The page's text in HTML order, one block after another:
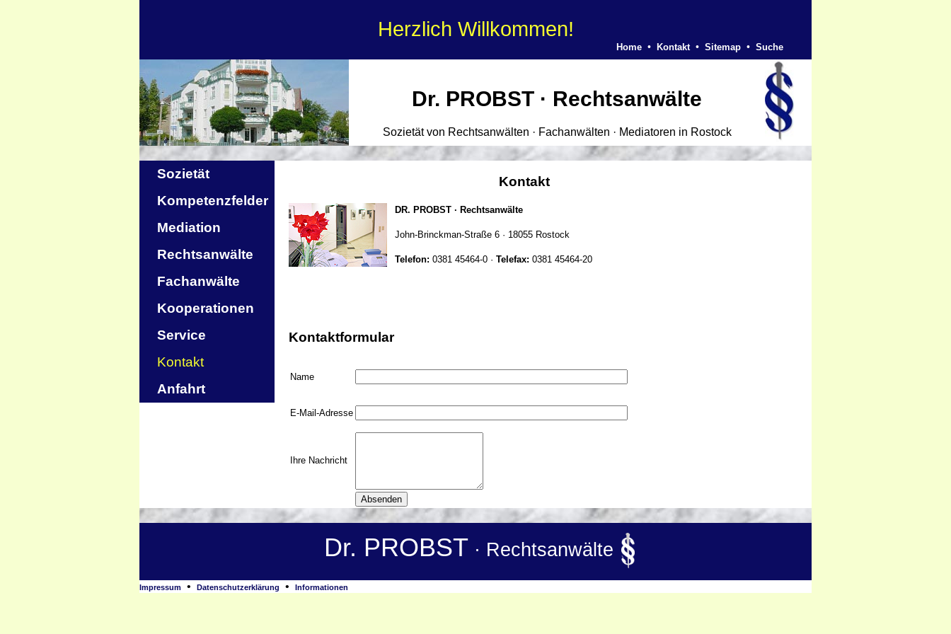
Herzlich Willkommen!
Home • Kontakt • Sitemap • Suche
Dr. PROBST · Rechtsanwälte
Sozietät von Rechtsanwälten · Fachanwälten · Mediatoren in Rostock
Sozietät
Kompetenzfelder
Mediation
Rechtsanwälte
Fachanwälte
Kooperationen
Service
Kontakt
Anfahrt
Kontakt
DR. PROBST · Rechtsanwälte
John-Brinckman-Straße 6 · 18055 Rostock
Telefon: 0381 45464-0 · Telefax: 0381 45464-20
Kontaktformular
Name
E-Mail-Adresse
Ihre Nachricht
Dr. PROBST · Rechtsanwälte
Impressum • Datenschutzerklärung • Informationen